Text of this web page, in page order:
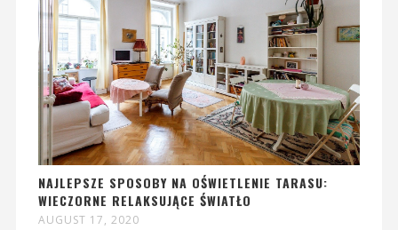
NAJLEPSZE SPOSOBY NA OŚWIETLENIE TARASU:
WIECZORNE RELAKSUJĄCE ŚWIATŁO
AUGUST 17, 2020